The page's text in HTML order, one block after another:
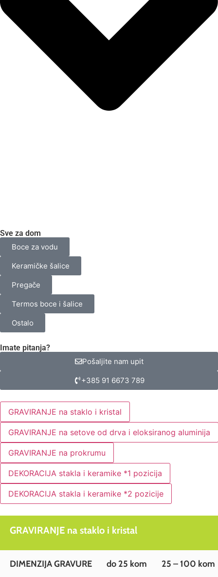
Sve za dom
Boce za vodu
Keramičke šalice
Pregače
Termos boce i šalice
Ostalo
Imate pitanja?
Pošaljite nam upit
+385 91 6673 789
GRAVIRANJE na staklo i kristal
GRAVIRANJE na setove od drva i eloksiranog aluminija
GRAVIRANJE na prokrumu
DEKORACIJA stakla i keramike *1 pozicija
DEKORACIJA stakla i keramike *2 pozicije
GRAVIRANJE na staklo i kristal
DIMENZIJA GRAVURE do 25 kom 25 – 100 kom